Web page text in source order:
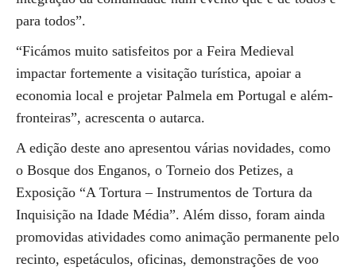
para todos”.
“Ficámos muito satisfeitos por a Feira Medieval
impactar fortemente a visitação turística, apoiar a
economia local e projetar Palmela em Portugal e além-
fronteiras”, acrescenta o autarca.
A edição deste ano apresentou várias novidades, como
o Bosque dos Enganos, o Torneio dos Petizes, a
Exposição “A Tortura – Instrumentos de Tortura da
Inquisição na Idade Média”. Além disso, foram ainda
promovidas atividades como animação permanente pelo
recinto, espetáculos, oficinas, demonstrações de voo